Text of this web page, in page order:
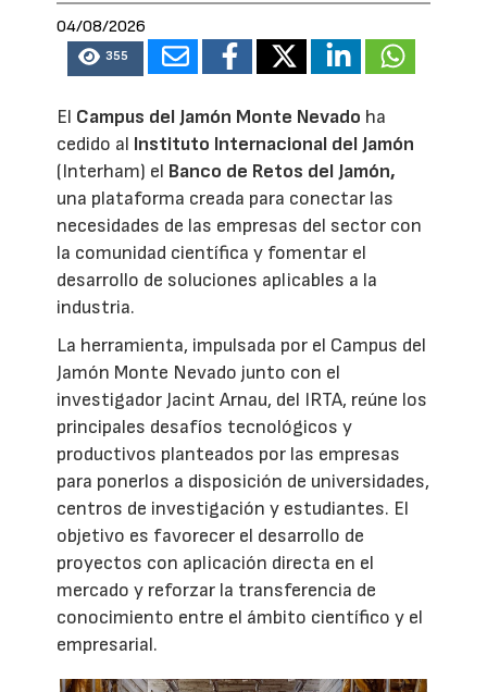
04/08/2026
355
El Campus del Jamón Monte Nevado ha
cedido al Instituto Internacional del Jamón
(Interham) el Banco de Retos del Jamón,
una plataforma creada para conectar las
necesidades de las empresas del sector con
la comunidad científica y fomentar el
desarrollo de soluciones aplicables a la
industria.
La herramienta, impulsada por el Campus del
Jamón Monte Nevado junto con el
investigador Jacint Arnau, del IRTA, reúne los
principales desafíos tecnológicos y
productivos planteados por las empresas
para ponerlos a disposición de universidades,
centros de investigación y estudiantes. El
objetivo es favorecer el desarrollo de
proyectos con aplicación directa en el
mercado y reforzar la transferencia de
conocimiento entre el ámbito científico y el
empresarial.